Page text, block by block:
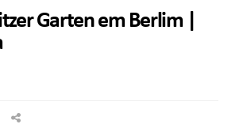
Garten em Berlim |